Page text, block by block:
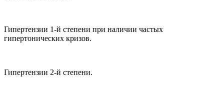
Гипертензии 1-й степени при наличии частых
гипертонических кризов.
Гипертензии 2-й степени.